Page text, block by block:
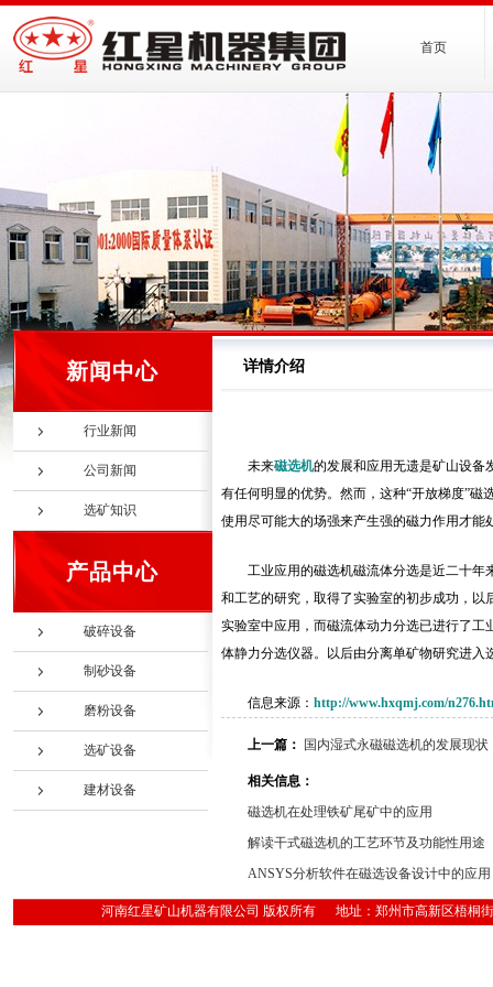
首页
新闻中心
行业新闻
公司新闻
选矿知识
产品中心
破碎设备
制砂设备
磨粉设备
选矿设备
建材设备
详情介绍
未来磁选机的发展和应用无遗是矿山设备
有任何明显的优势。然而，这种“开放梯度”
使用尽可能大的场强来产生强的磁力作用才
工业应用的磁选机磁流体分选是近二十
和工艺的研究，取得了实验室的初步成功，
实验室中应用，而磁流体动力分选已进行了
体静力分选仪器。以后由分离单矿物研究进
信息来源： http://www.hxqmj.com/
上一篇： 国内湿式永磁磁选机的发展现状
相关信息：
磁选机在处理铁矿尾矿中的应用
解读干式磁选机的工艺环节及功能性用途
ANSYS分析软件在磁选设备设计中的应用
河南红星矿山机器有限公司 版权所有 地址：郑州市高新区梧桐